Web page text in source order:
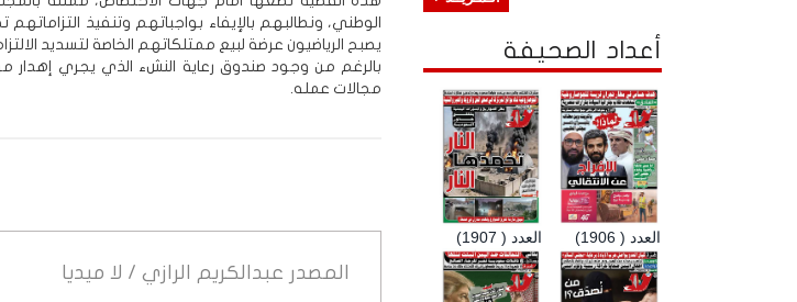
الوطني، ونطالبهم بالإيفاء بواجباتهم وتنفيذ التزاماتهم
يصبح الرياضيون عرضة لبيع ممتلكاتهم الخاصة لتسديد
بالرغم من وجود صندوق رعاية النشء الذي يجري
مجالات عمله.
المصدر عبدالكريم الرازي / لا ميديا
أعداد الصحيفة
العدد ( 1907) العدد ( 1906)